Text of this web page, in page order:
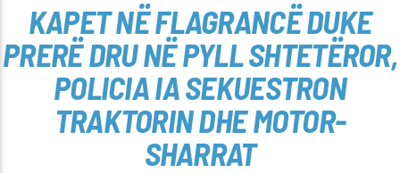
KAPET NË FLAGRANCË DUKE
PRERË DRU NË PYLL SHTETËROR,
POLICIA IA SEKUESTRON
TRAKTORIN DHE MOTOR-
SHARRAT